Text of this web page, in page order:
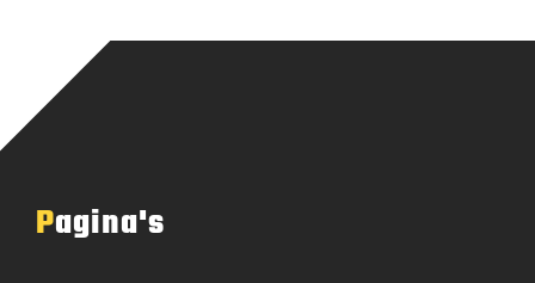
Pagina's